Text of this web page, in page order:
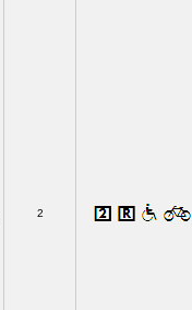
2